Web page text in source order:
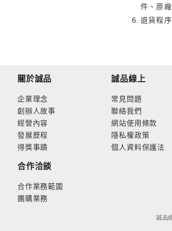
件、原
退貨程
關於誠品
企業理念
創辦人故事
經營內容
發展歷程
得獎事蹟
合作洽談
合作業務範圍
團購業務
誠品線上
常見問題
聯絡我們
網站使用條款
隱私權政策
個人資料保護法
誠品